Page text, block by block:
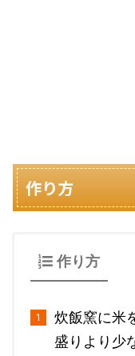
作り方
作り方
炊飯窯に米
盛りより少